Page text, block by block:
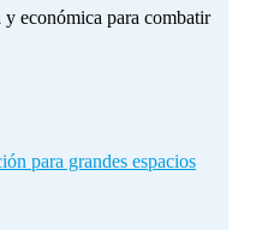
económica para combatir
para grandes espacios